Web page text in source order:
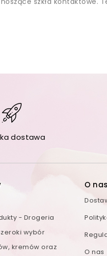
dostawa
- Drogeria
wybór
kremów oraz
O nas
O nas